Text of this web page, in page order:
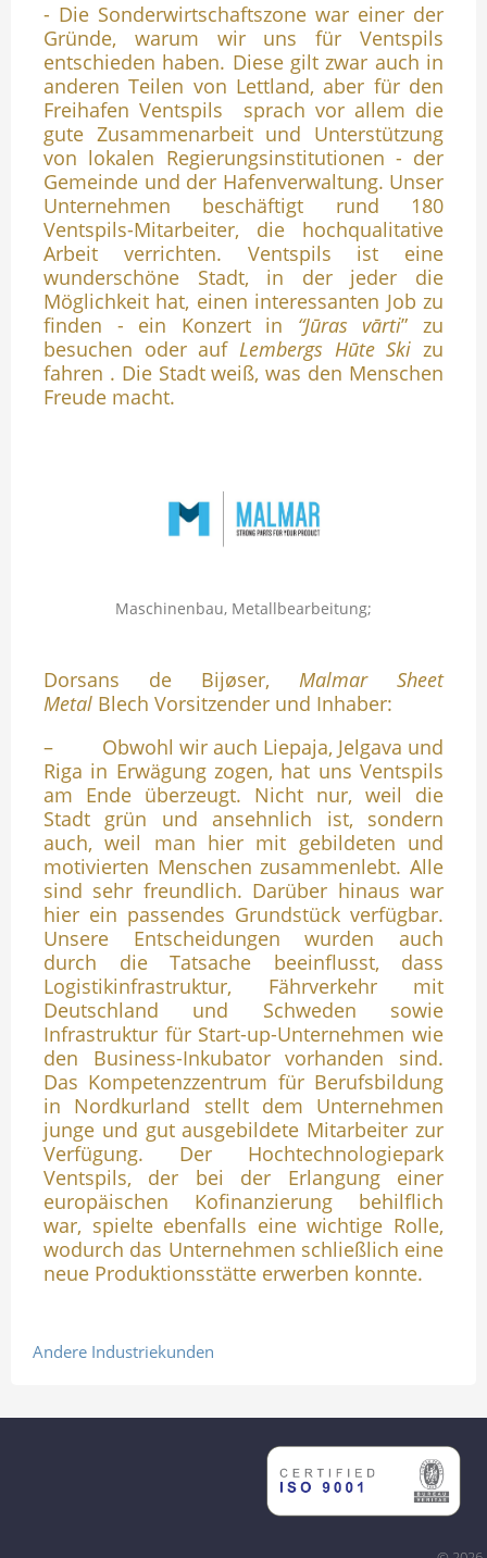
- Die Sonderwirtschaftszone war einer der
Gründe, warum wir uns für Ventspils
entschieden haben. Diese gilt zwar auch in
anderen Teilen von Lettland, aber für den
Freihafen Ventspils sprach vor allem die
gute Zusammenarbeit und Unterstützung
von lokalen Regierungsinstitutionen - der
Gemeinde und der Hafenverwaltung. Unser
Unternehmen beschäftigt rund 180
Ventspils-Mitarbeiter, die hochqualitative
Arbeit verrichten. Ventspils ist eine
wunderschöne Stadt, in der jeder die
Möglichkeit hat, einen interessanten Job zu
finden - ein Konzert in “Jūras vārti” zu
besuchen oder auf Lembergs Hūte Ski zu
fahren . Die Stadt weiß, was den Menschen
Freude macht.
Maschinenbau, Metallbearbeitung;
Dorsans de Bijøser, Malmar Sheet
Metal Blech Vorsitzender und Inhaber:
– Obwohl wir auch Liepaja, Jelgava und
Riga in Erwägung zogen, hat uns Ventspils
am Ende überzeugt. Nicht nur, weil die
Stadt grün und ansehnlich ist, sondern
auch, weil man hier mit gebildeten und
motivierten Menschen zusammenlebt. Alle
sind sehr freundlich. Darüber hinaus war
hier ein passendes Grundstück verfügbar.
Unsere Entscheidungen wurden auch
durch die Tatsache beeinflusst, dass
Logistikinfrastruktur, Fährverkehr mit
Deutschland und Schweden sowie
Infrastruktur für Start-up-Unternehmen wie
den Business-Inkubator vorhanden sind.
Das Kompetenzzentrum für Berufsbildung
in Nordkurland stellt dem Unternehmen
junge und gut ausgebildete Mitarbeiter zur
Verfügung. Der Hochtechnologiepark
Ventspils, der bei der Erlangung einer
europäischen Kofinanzierung behilflich
war, spielte ebenfalls eine wichtige Rolle,
wodurch das Unternehmen schließlich eine
neue Produktionsstätte erwerben konnte.
Andere Industriekunden